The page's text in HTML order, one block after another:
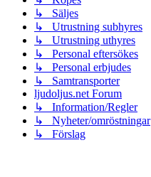
↳ Säljes
↳ Utrustning subhyres
↳ Utrustning uthyres
↳ Personal eftersökes
↳ Personal erbjudes
↳ Samtransporter
ljudoljus.net Forum
↳ Information/Regler
↳ Nyheter/omröstningar
↳ Förslag